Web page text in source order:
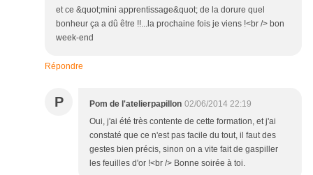
et ce &quot;mini apprentissage&quot; de la dorure quel
bonheur ça a dû être !!...la prochaine fois je viens !<br /> bon
week-end
Répondre
P Pom de l'atelierpapillon 02/06/2014 22:19
Oui, j'ai été très contente de cette formation, et j'ai
constaté que ce n'est pas facile du tout, il faut des
gestes bien précis, sinon on a vite fait de gaspiller
les feuilles d'or !<br /> Bonne soirée à toi.